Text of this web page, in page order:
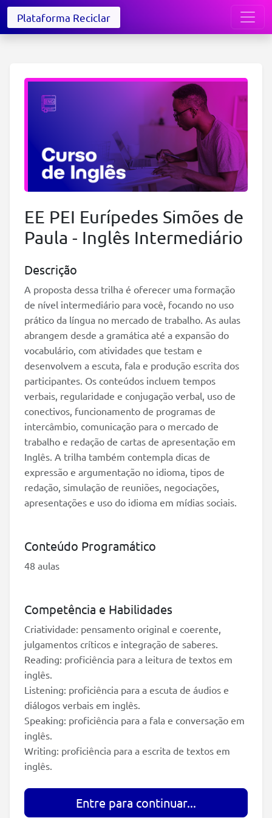
Plataforma Reciclar
EE PEI Eurípedes Simões de
Paula - Inglês Intermediário
Descrição
A proposta dessa trilha é oferecer uma formação
de nível intermediário para você, focando no uso
prático da língua no mercado de trabalho. As aulas
abrangem desde a gramática até a expansão do
vocabulário, com atividades que testam e
desenvolvem a escuta, fala e produção escrita dos
participantes. Os conteúdos incluem tempos
verbais, regularidade e conjugação verbal, uso de
conectivos, funcionamento de programas de
intercâmbio, comunicação para o mercado de
trabalho e redação de cartas de apresentação em
Inglês. A trilha também contempla dicas de
expressão e argumentação no idioma, tipos de
redação, simulação de reuniões, negociações,
apresentações e uso do idioma em mídias sociais.
Conteúdo Programático
48 aulas
Competência e Habilidades
Criatividade: pensamento original e coerente,
julgamentos críticos e integração de saberes.
Reading: proficiência para a leitura de textos em
inglês.
Listening: proficiência para a escuta de áudios e
diálogos verbais em inglês.
Speaking: proficiência para a fala e conversação em
inglês.
Writing: proficiência para a escrita de textos em
inglês.
Entre para continuar...